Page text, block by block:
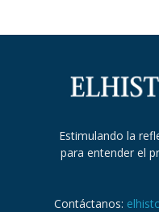
Estimulando la
para entender el
Contáctanos: